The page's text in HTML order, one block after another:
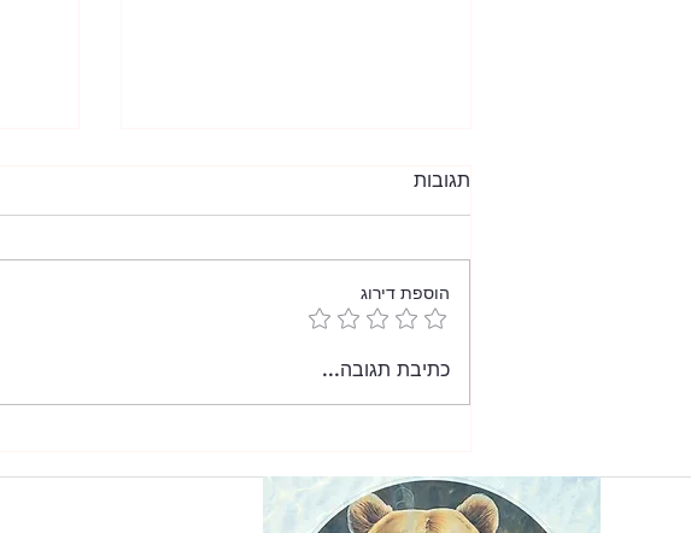
כמהין בשמי אומבריה
תגובות
הוספת דירוג
כתיבת תגובה...